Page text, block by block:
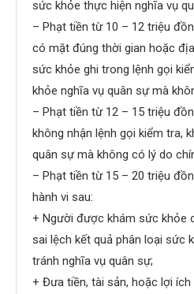
sức khỏe thực hiện nghĩa vụ
– Phạt tiền từ 10 – 12 triệu
có mặt đúng thời gian hoặc
sức khỏe ghi trong lệnh gọi
khỏe nghĩa vụ quân sự mà
– Phạt tiền từ 12 – 15 triệu
không nhận lệnh gọi kiểm tra,
quân sự mà không có lý do
– Phạt tiền từ 15 – 20 triệu
hành vi sau:
+ Người được khám sức khỏe
sai lệch kết quả phân loại sức
tránh nghĩa vụ quân sự;
+ Đưa tiền, tài sản, hoặc lợi